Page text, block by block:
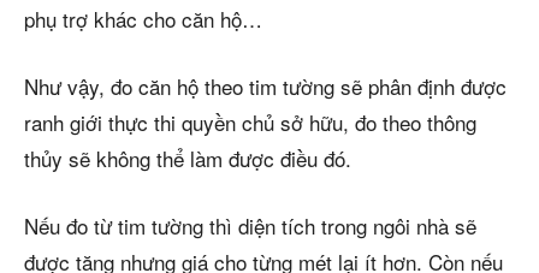
phụ trợ khác cho căn hộ…
Như vậy, đo căn hộ theo tim tường sẽ phân định được
ranh giới thực thi quyền chủ sở hữu, đo theo thông
thủy sẽ không thể làm được điều đó.
Nếu đo từ tim tường thì diện tích trong ngôi nhà sẽ
được tăng nhưng giá cho từng mét lại ít hơn. Còn nếu